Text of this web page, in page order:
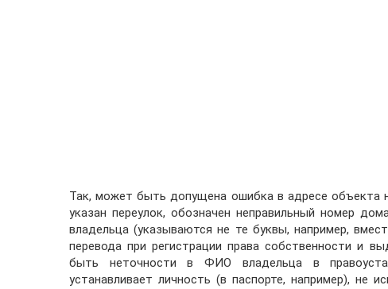
Так, может быть допущена ошибка в адресе
указан переулок, обозначен неправильный номер
владельца (указываются не те буквы, например,
перевода при регистрации права собственности и
быть неточности в ФИО владельца в
устанавливает личность (в паспорте, например), не